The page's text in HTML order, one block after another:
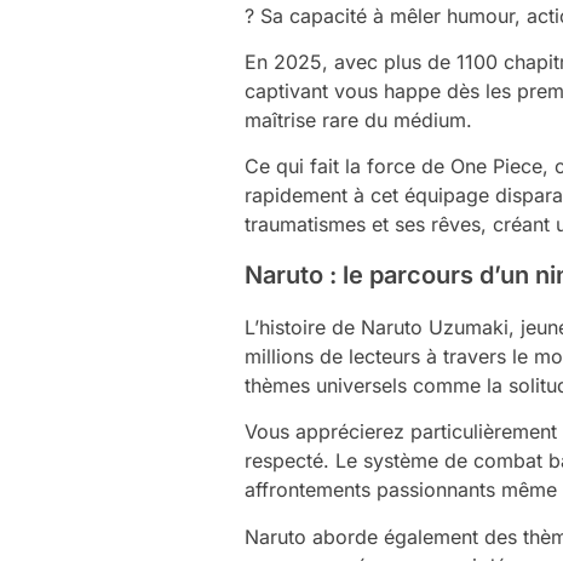
? Sa capacité à mêler humour,
En 2025, avec plus de 1100
captivant vous happe dès les
maîtrise rare du médium.
Ce qui fait la force de One Piece,
rapidement à cet équipage
traumatismes et ses rêves,
Naruto : le parcours d’un
L’histoire de Naruto Uzumaki,
millions de lecteurs à travers le
thèmes universels comme la
Vous apprécierez
respecté. Le système de combat
affrontements passionnants
Naruto aborde également des